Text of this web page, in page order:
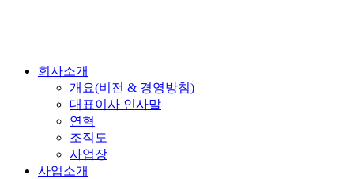
회사소개
개요(비전 & 경영방침)
대표이사 인사말
연혁
조직도
사업장
사업소개